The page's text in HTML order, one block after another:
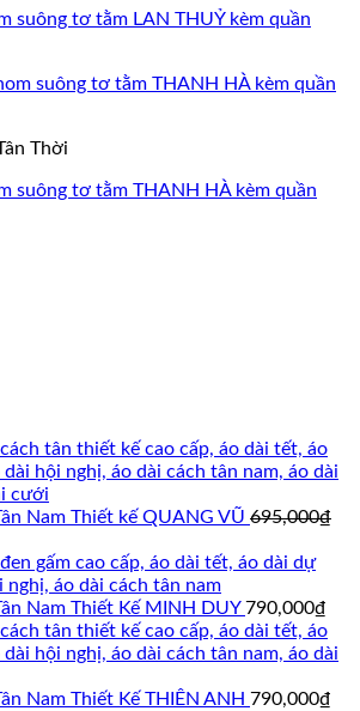
suông tơ tằm LAN THUỶ kèm quần
Thời
suông tơ tằm THANH HÀ kèm quần
Nam Thiết kế QUANG VŨ 695,000₫
Nam Thiết Kế MINH DUY 790,000₫
Nam Thiết Kế THIÊN ANH 790,000₫